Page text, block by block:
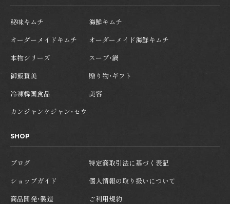
秘味キムチ
オーダーメイドキムチ
本物シリーズ
御飯賛美
冷凍韓国食品
カンジャンケジャン・セウ
海鮮キムチ
オーダーメイド海鮮キムチ
スープ・鍋
贈り物・ギフト
美容
SHOP
ブログ
ショップガイド
商品開発・製造
特定商取引法に基づく表記
個人情報の取り扱いについて
ご利用規約